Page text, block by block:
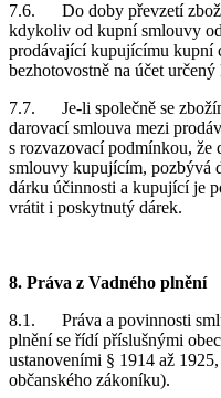
7.6. Do doby převzetí
kdykoliv od kupní smlouvy
prodávající kupujícímu kupní
bezhotovostně na účet
7.7. Je-li společně se
darovací smlouva mezi
s rozvazovací podmínkou,
smlouvy kupujícím, pozbývá
dárku účinnosti a kupující je
vrátit i poskytnutý dárek.
8. Práva z Vadného plnění
8.1. Práva a povinnosti
plnění se řídí příslušnými
ustanoveními § 1914 až
občanského zákoníku).